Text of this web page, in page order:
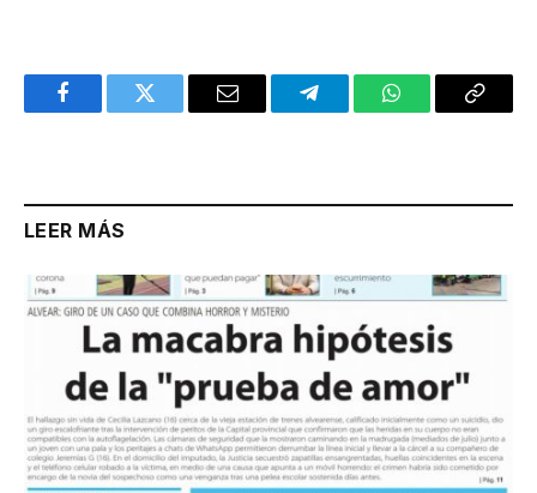
FacebookTwitter Email TelegramWhatsAppCopy
LEER MÁS